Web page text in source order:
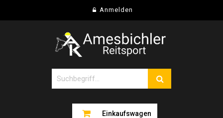
Anmelden
Einkaufswagen